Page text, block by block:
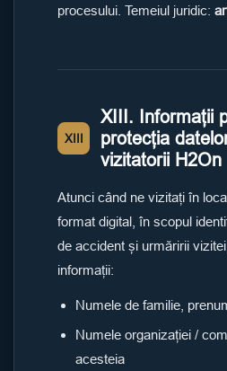
procesului. Temeiul juridic:
XIII
XIII. Informații
protecția
vizitatorii H2On
Atunci când ne vizitați în
format digital, în scopul
de accident și urmăririi
informații:
Numele de familie,
Numele organizației /
acesteia